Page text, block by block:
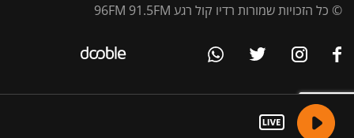
© כל הזכויות שמורות רדיו קול רגע 96FM 91.5FM